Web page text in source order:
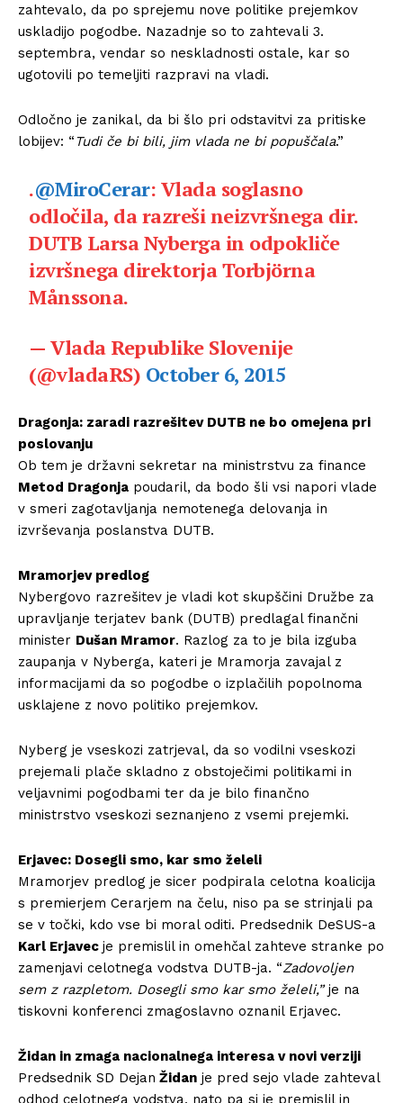
zahtevalo, da po sprejemu nove politike prejemkov
uskladijo pogodbe. Nazadnje so to zahtevali 3.
septembra, vendar so neskladnosti ostale, kar so
ugotovili po temeljiti razpravi na vladi.
Odločno je zanikal, da bi šlo pri odstavitvi za pritiske
lobijev: “Tudi če bi bili, jim vlada ne bi popuščala.”
.@MiroCerar: Vlada soglasno
odločila, da razreši neizvršnega dir.
DUTB Larsa Nyberga in odpokliče
izvršnega direktorja Torbjörna
Månssona.
— Vlada Republike Slovenije
(@vladaRS) October 6, 2015
Dragonja: zaradi razrešitev DUTB ne bo omejena pri
poslovanju
Ob tem je državni sekretar na ministrstvu za finance
Metod Dragonja poudaril, da bodo šli vsi napori vlade
v smeri zagotavljanja nemotenega delovanja in
izvrševanja poslanstva DUTB.
Mramorjev predlog
Nybergovo razrešitev je vladi kot skupščini Družbe za
upravljanje terjatev bank (DUTB) predlagal finančni
minister Dušan Mramor. Razlog za to je bila izguba
zaupanja v Nyberga, kateri je Mramorja zavajal z
informacijami da so pogodbe o izplačilih popolnoma
usklajene z novo politiko prejemkov.
Nyberg je vseskozi zatrjeval, da so vodilni vseskozi
prejemali plače skladno z obstoječimi politikami in
veljavnimi pogodbami ter da je bilo finančno
ministrstvo vseskozi seznanjeno z vsemi prejemki.
Erjavec: Dosegli smo, kar smo želeli
Mramorjev predlog je sicer podpirala celotna koalicija
s premierjem Cerarjem na čelu, niso pa se strinjali pa
se v točki, kdo vse bi moral oditi. Predsednik DeSUS-a
Karl Erjavec je premislil in omehčal zahteve stranke po
zamenjavi celotnega vodstva DUTB-ja. “Zadovoljen
sem z razpletom. Dosegli smo kar smo želeli,”je na
tiskovni konferenci zmagoslavno oznanil Erjavec.
Židan in zmaga nacionalnega interesa v novi verziji
Predsednik SD Dejan Židan je pred sejo vlade zahteval
odhod celotnega vodstva, nato pa si je premislil in